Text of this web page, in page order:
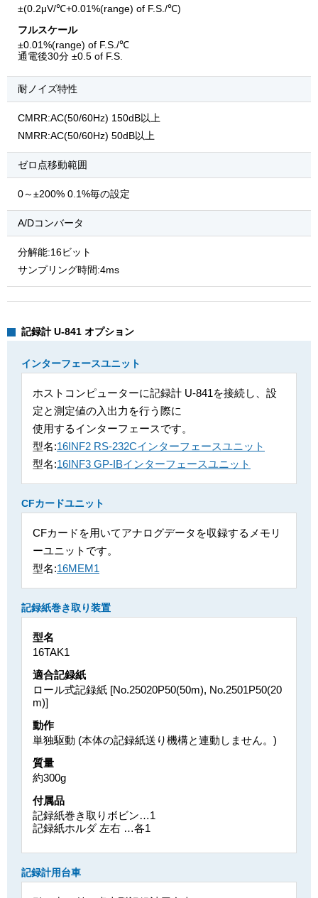
±(0.2μV/℃+0.01%(range) of F.S./℃)
フルスケール
±0.01%(range) of F.S./℃
通電後30分 ±0.5 of F.S.
耐ノイズ特性
CMRR:AC(50/60Hz) 150dB以上
NMRR:AC(50/60Hz) 50dB以上
ゼロ点移動範囲
0～±200% 0.1%毎の設定
A/Dコンバータ
分解能:16ビット
サンプリング時間:4ms
記録計 U-841 オプション
インターフェースユニット
ホストコンピューターに記録計 U-841を接続し、設
定と測定値の入出力を行う際に
使用するインターフェースです。
型名:16INF2 RS-232Cインターフェースユニット
型名:16INF3 GP-IBインターフェースユニット
CFカードユニット
CFカードを用いてアナログデータを収録するメモリ
ーユニットです。
型名:16MEM1
記録紙巻き取り装置
型名
16TAK1
適合記録紙
ロール式記録紙 [No.25020P50(50m), No.2501P50(20
m)]
動作
単独駆動 (本体の記録紙送り機構と連動しません。)
質量
約300g
付属品
記録紙巻き取りボビン…1
記録紙ホルダ 左右 …各1
記録計用台車